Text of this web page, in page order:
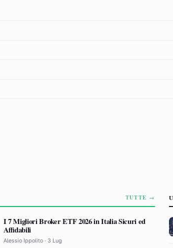
TUTTE →
I 7 Migliori Broker ETF 2026 in Italia Sicuri ed
Affidabili
Alessio Ippolito · 3 Lug